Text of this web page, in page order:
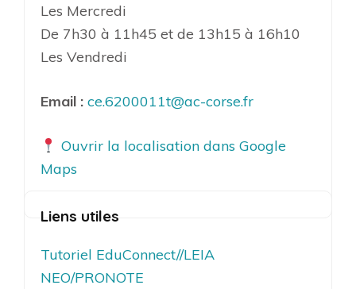
Les Mercredi
De 7h30 à 11h45 et de 13h15 à 16h10
Les Vendredi
Email : ce.6200011t@ac-corse.fr
Ouvrir la localisation dans Google
Maps
Liens utiles
Tutoriel EduConnect//LEIA
NEO/PRONOTE